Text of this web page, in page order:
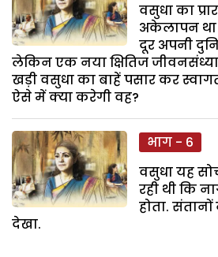
वसुधा का
अकेलापन था
दूर अपनी
लेकिन एक नया क्षितिज
खड़ी वसुधा का बाहें पसार कर
ऐसे में क्या करेगी वह?
भाग - 6
वसुधा यह
रही थी कि
होता.
देखा.